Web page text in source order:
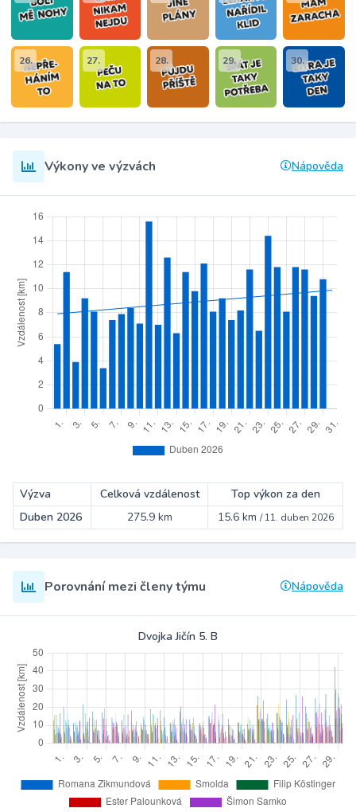
26. 27. 28. 29. 30.
Výkony ve výzvách Nápověda
Výzva Celková vzdálenost
Top výkon za den
Duben 2026
275.9 km 15.6 km /11. duben 2026
Porovnání mezi členy týmu Nápověda
Dvojka Jičín 5. B